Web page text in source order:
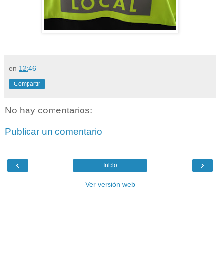
en 12:46
Compartir
No hay comentarios:
Publicar un comentario
‹ ›
Inicio
Ver versión web